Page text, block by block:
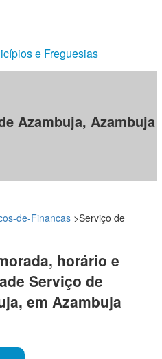
e Freguesias
Azambuja, Azambuja
de-Financas >Serviço de
horário e
Serviço de
em Azambuja